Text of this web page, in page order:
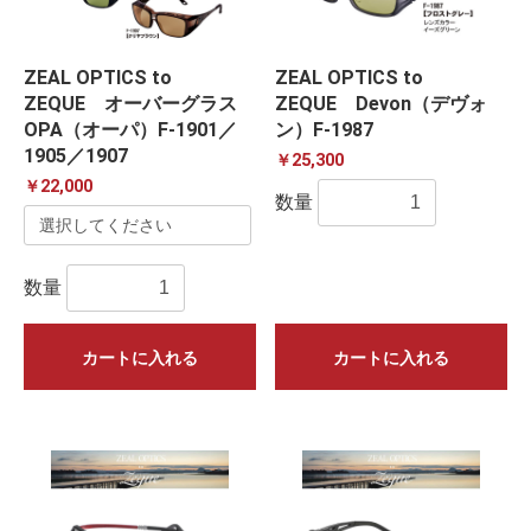
ZEAL OPTICS to
ZEQUE オーバーグラス
OPA（オーパ）F-1901／
1905／1907
￥22,000
数量
カートに入れる
ZEAL OPTICS to
ZEQUE Devon（デヴォ
ン）F-1987
￥25,300
数量
カートに入れる